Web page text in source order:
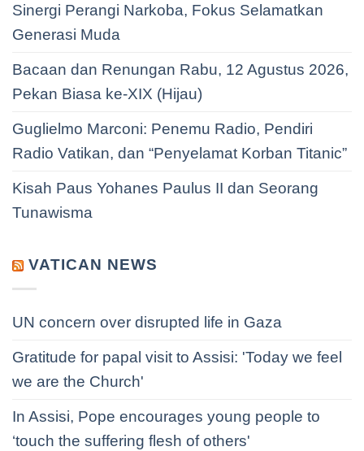
Sinergi Perangi Narkoba, Fokus Selamatkan
Generasi Muda
Bacaan dan Renungan Rabu, 12 Agustus 2026,
Pekan Biasa ke-XIX (Hijau)
Guglielmo Marconi: Penemu Radio, Pendiri
Radio Vatikan, dan “Penyelamat Korban Titanic”
Kisah Paus Yohanes Paulus II dan Seorang
Tunawisma
VATICAN NEWS
UN concern over disrupted life in Gaza
Gratitude for papal visit to Assisi: 'Today we feel
we are the Church'
In Assisi, Pope encourages young people to
‘touch the suffering flesh of others'